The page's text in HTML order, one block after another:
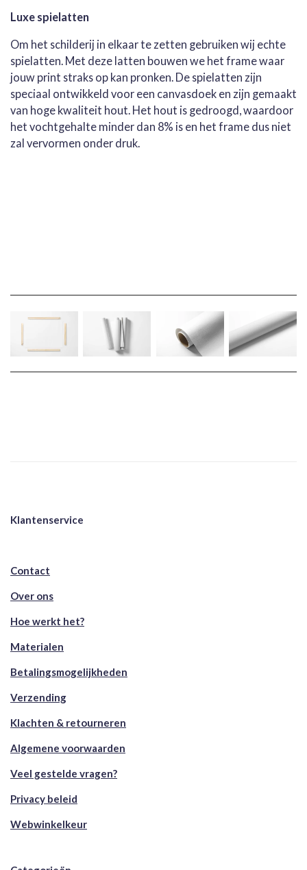
Luxe spielatten
Om het schilderij in elkaar te zetten gebruiken wij echte
spielatten. Met deze latten bouwen we het frame waar
jouw print straks op kan pronken. De spielatten zijn
speciaal ontwikkeld voor een canvasdoek en zijn gemaakt
van hoge kwaliteit hout. Het hout is gedroogd, waardoor
het vochtgehalte minder dan 8% is en het frame dus niet
zal vervormen onder druk.
Klantenservice
Contact
Over ons
Hoe werkt het?
Materialen
Betalingsmogelijkheden
Verzending
Klachten & retourneren
Algemene voorwaarden
Veel gestelde vragen?
Privacy beleid
Webwinkelkeur